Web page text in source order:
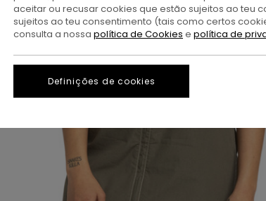
aceitar ou recusar cookies que estão sujeitos ao teu
sujeitos ao teu consentimento (tais como certos
consulta a nossa política de Cookies e política de
Definições de cookies